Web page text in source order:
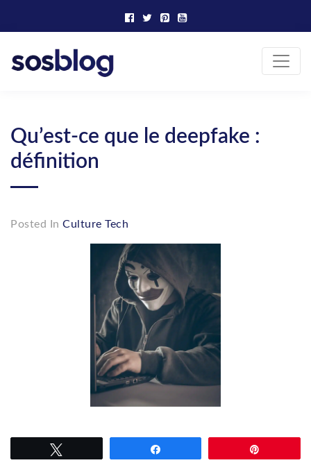
content
Qu’est-ce que le deepfake :
définition
Posted In Culture Tech